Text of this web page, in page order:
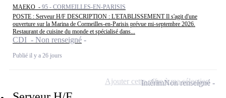
MAEKO - 95 - CORMEILLES-EN-PARISIS
POSTE : Serveur H/F DESCRIPTION : L'ETABLISSEMENT Il s'agit d'une
ouverture sur la Marina de Cormeilles-en-Parisis prévue mi-septembre 2026.
Restaurant de cuisine du monde et spécialisé dans...
CDI - Non renseigné
Publié il y a 26 jours
IntérimNon renseigné
Ajouter cette offre à ma sélection